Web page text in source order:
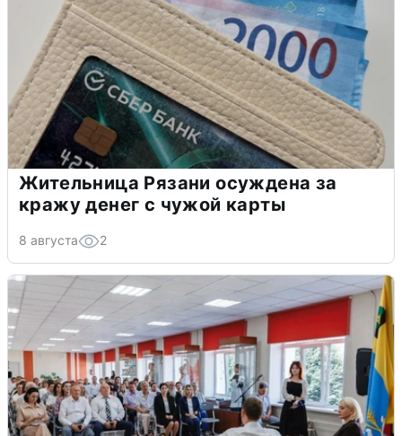
Жительница Рязани осуждена за
кражу денег с чужой карты
8 августа 2